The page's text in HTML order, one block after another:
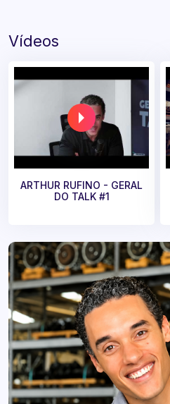
Vídeos
ARTHUR RUFINO - GERAL
DO TALK #1